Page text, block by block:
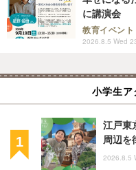
に講演会
教育イベント
2026.8.5 Wed
小学生ア
江戸東
周辺を
2026.8.5